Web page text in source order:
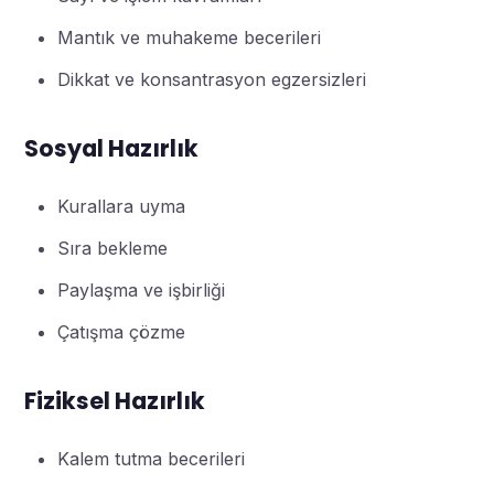
Mantık ve muhakeme becerileri
Dikkat ve konsantrasyon egzersizleri
Sosyal Hazırlık
Kurallara uyma
Sıra bekleme
Paylaşma ve işbirliği
Çatışma çözme
Fiziksel Hazırlık
Kalem tutma becerileri